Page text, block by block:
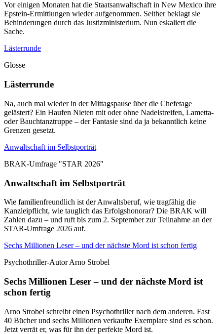
Vor einigen Monaten hat die Staatsanwaltschaft in New Mexico ihre
Epstein-Ermittlungen wieder aufgenommen. Seither beklagt sie
Behinderungen durch das Justizministerium. Nun eskaliert die
Sache.
Lästerrunde
Glosse
Lästerrunde
Na, auch mal wieder in der Mittagspause über die Chefetage
gelästert? Ein Haufen Nieten mit oder ohne Nadelstreifen, Lametta-
oder Bauchtanztruppe – der Fantasie sind da ja bekanntlich keine
Grenzen gesetzt.
Anwaltschaft im Selbstporträt
BRAK-Umfrage "STAR 2026"
Anwaltschaft im Selbstporträt
Wie familienfreundlich ist der Anwaltsberuf, wie tragfähig die
Kanzleipflicht, wie tauglich das Erfolgshonorar? Die BRAK will
Zahlen dazu – und ruft bis zum 2. September zur Teilnahme an der
STAR-Umfrage 2026 auf.
Sechs Millionen Leser – und der nächste Mord ist schon fertig
Psychothriller-Autor Arno Strobel
Sechs Millionen Leser – und der nächste Mord ist
schon fertig
Arno Strobel schreibt einen Psychothriller nach dem anderen. Fast
40 Bücher und sechs Millionen verkaufte Exemplare sind es schon.
Jetzt verrät er, was für ihn der perfekte Mord ist.